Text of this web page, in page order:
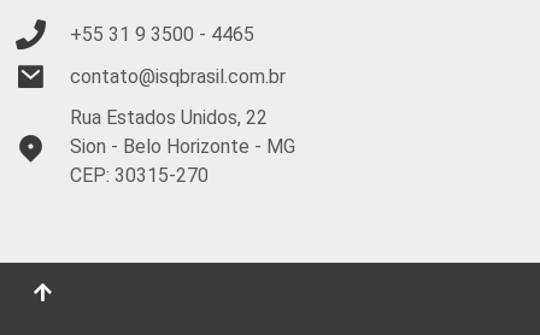
+55 31 93500 - 4465
contato@isqbrasil.com.br
Rua Estados Unidos, 22
Sion - Belo Horizonte - MG
CEP: 30315-270